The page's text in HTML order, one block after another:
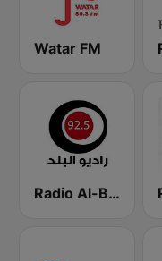
Watar FM
Radio Al-Balad 92.5 (راديو البلد)